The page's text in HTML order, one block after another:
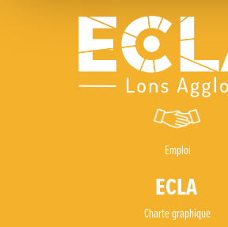
Emploi
Charte graphique